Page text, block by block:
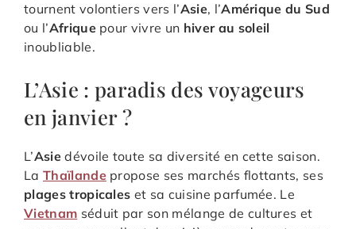
tournent volontiers vers l’Asie, l’Amérique du Sud
ou l’Afriquepour vivre un hiver au soleil
inoubliable.
L’Asie : paradis des voyageurs
en janvier ?
L’Asiedévoile toute sa diversité en cette saison.
La Thaïlandepropose ses marchés flottants, ses
plages tropicales et sa cuisine parfumée. Le
Vietnam séduit par son mélange de cultures et